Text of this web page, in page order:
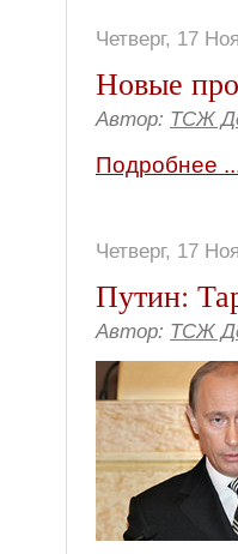
Четверг, 17
Новые
Автор: ТСЖ
Подробнее
Четверг, 17
Путин:
Автор: ТСЖ